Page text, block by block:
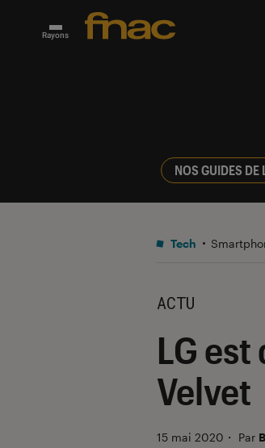
Rayons
NOS GUIDES DE
Tech
ACTU
LG
Velvet
15 mai 2020 ・ Par